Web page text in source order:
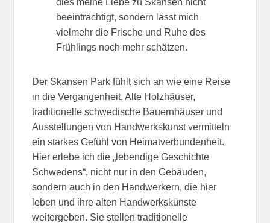
beeinträchtigt, sondern lässt mich
vielmehr die Frische und Ruhe des
Frühlings noch mehr schätzen.
Der Skansen Park fühlt sich an wie eine Reise
in die Vergangenheit. Alte Holzhäuser,
traditionelle schwedische Bauernhäuser und
Ausstellungen von Handwerkskunst vermitteln
ein starkes Gefühl von Heimatverbundenheit.
Hier erlebe ich die „lebendige Geschichte
Schwedens“, nicht nur in den Gebäuden,
sondern auch in den Handwerkern, die hier
leben und ihre alten Handwerkskünste
weitergeben. Sie stellen traditionelle